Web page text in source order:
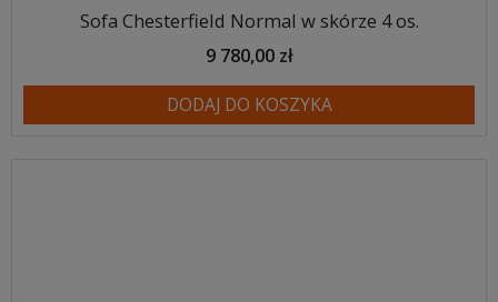
Sofa Chesterfield Normal w skórze 4 os.
9 780,00 zł
DODAJ DO KOSZYKA